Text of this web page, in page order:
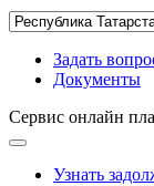
Задать
Документы
Сервис онлайн
Узнать